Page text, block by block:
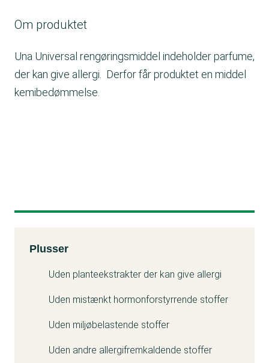
Om produktet
Una Universal rengøringsmiddel indeholder parfume,
der kan give allergi. Derfor får produktet en middel
kemibedømmelse.
Kemitest
Plusser
Uden planteekstrakter der kan give allergi
Uden mistænkt hormonforstyrrende stoffer
Uden miljøbelastende stoffer
Uden andre allergifremkaldende stoffer